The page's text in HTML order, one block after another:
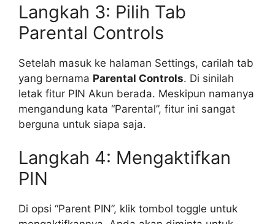
Langkah 3: Pilih Tab
Parental Controls
Setelah masuk ke halaman Settings, carilah tab
yang bernama Parental Controls. Di sinilah
letak fitur PIN Akun berada. Meskipun namanya
mengandung kata “Parental”, fitur ini sangat
berguna untuk siapa saja.
Langkah 4: Mengaktifkan
PIN
Di opsi “Parent PIN”, klik tombol toggle untuk